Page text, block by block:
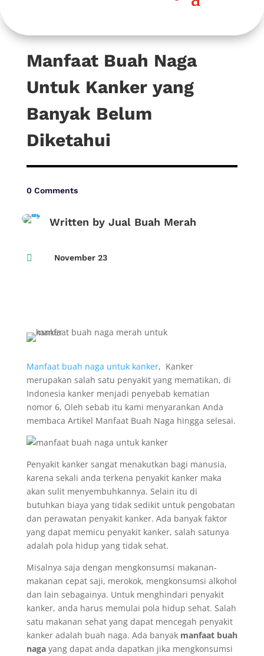
Manfaat Buah Naga
Untuk Kanker yang
Banyak Belum
Diketahui
0 Comments
Written by Jual Buah Merah
 November 23
Manfaat buah naga untuk kanker, Kanker
merupakan salah satu penyakit yang mematikan, di
Indonesia kanker menjadi penyebab kematian
nomor 6, Oleh sebab itu kami menyarankan Anda
membaca Artikel Manfaat Buah Naga hingga selesai.
Penyakit kanker sangat menakutkan bagi manusia,
karena sekali anda terkena penyakit kanker maka
akan sulit menyembuhkannya. Selain itu di
butuhkan biaya yang tidak sedikit untuk pengobatan
dan perawatan penyakit kanker. Ada banyak faktor
yang dapat memicu penyakit kanker, salah satunya
adalah pola hidup yang tidak sehat.
Misalnya saja dengan mengkonsumsi makanan-
makanan cepat saji, merokok, mengkonsumsi alkohol
dan lain sebagainya. Untuk menghindari penyakit
kanker, anda harus memulai pola hidup sehat. Salah
satu makanan sehat yang dapat mencegah penyakit
kanker adalah buah naga. Ada banyak manfaat buah
nagayang dapat anda dapatkan jika mengkonsumsi